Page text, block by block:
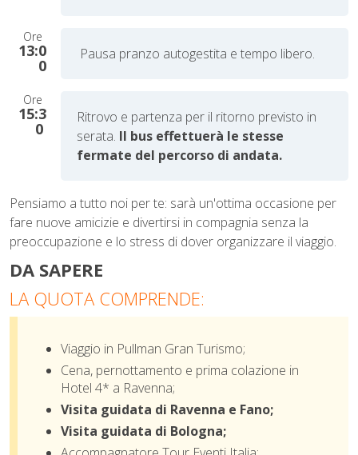
Ore
13:0
0
Pausa pranzo autogestita e tempo libero.
Ore
15:3
0
Ritrovo e partenza per il ritorno previsto in
serata. Il bus effettuerà le stesse
fermate del percorso di andata.
Pensiamo a tutto noi per te: sarà un'ottima occasione per
fare nuove amicizie e divertirsi in compagnia senza la
preoccupazione e lo stress di dover organizzare il viaggio.
DA SAPERE
LA QUOTA COMPRENDE:
Viaggio in Pullman Gran Turismo;
Cena, pernottamento e prima colazione in
Hotel 4* a Ravenna;
Visita guidata di Ravenna e Fano;
Visita guidata di Bologna;